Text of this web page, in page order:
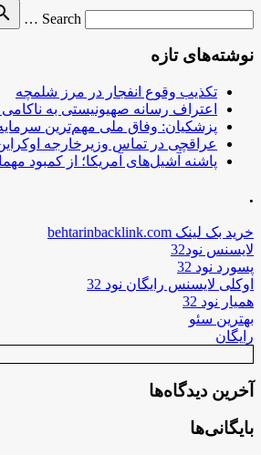
Search …
نوشته‌های تازه
تکذیب وقوع انفجار در مرز شلمچه
اعتراف رسانه صهیونیستی به ناکامی
پزشکیان: وفاق ملی مهم‌ترین
عراقچی در تماس وزیرخارجه
پاشنه آشیل‌های آمریکا؛ از کمبود
.
خرید بک لینک behtarinbacklink.com
لایسنس نود32
پسورد نود 32
اوکلی لایسنس رایگان نود 32
همیار نود 32
بهترین سئو
رایگان
آخرین دیدگاه‌ها
بایگانی‌ها